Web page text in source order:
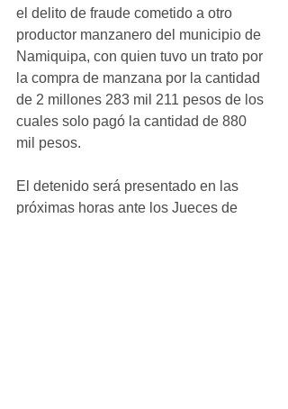
el delito de fraude cometido a otro
productor manzanero del municipio de
Namiquipa, con quien tuvo un trato por
la compra de manzana por la cantidad
de 2 millones 283 mil 211 pesos de los
cuales solo pagó la cantidad de 880
mil pesos.
El detenido será presentado en las
próximas horas ante los Jueces de